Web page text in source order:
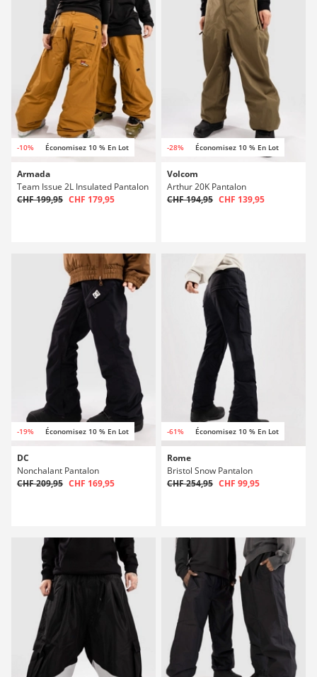
-10% Économisez 10 % En Lot
Armada
Team Issue 2L Insulated Pantalon
CHF 199,95 CHF 179,95
-28% Économisez 10 % En Lot
Volcom
Arthur 20K Pantalon
CHF 194,95 CHF 139,95
-19% Économisez 10 % En Lot
DC
Nonchalant Pantalon
CHF 209,95 CHF 169,95
-61% Économisez 10 % En Lot
Rome
Bristol Snow Pantalon
CHF 254,95 CHF 99,95